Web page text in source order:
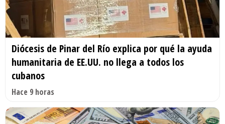
Diócesis de Pinar del Río explica por qué la ayuda
humanitaria de EE.UU. no llega a todos los
cubanos
Hace 9 horas